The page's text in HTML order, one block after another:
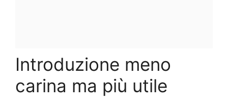
Introduzione meno
carina ma più utile